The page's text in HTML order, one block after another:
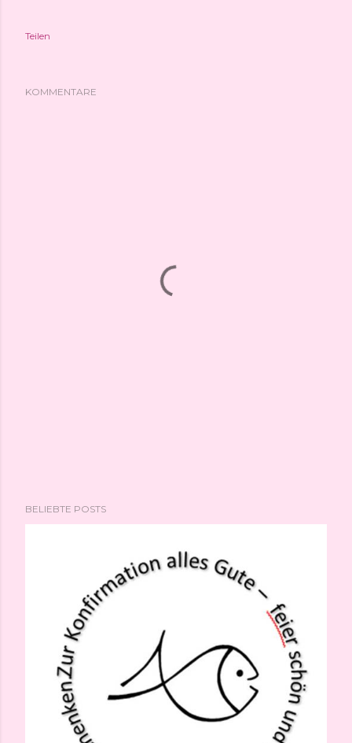
Teilen
KOMMENTARE
BELIEBTE POSTS